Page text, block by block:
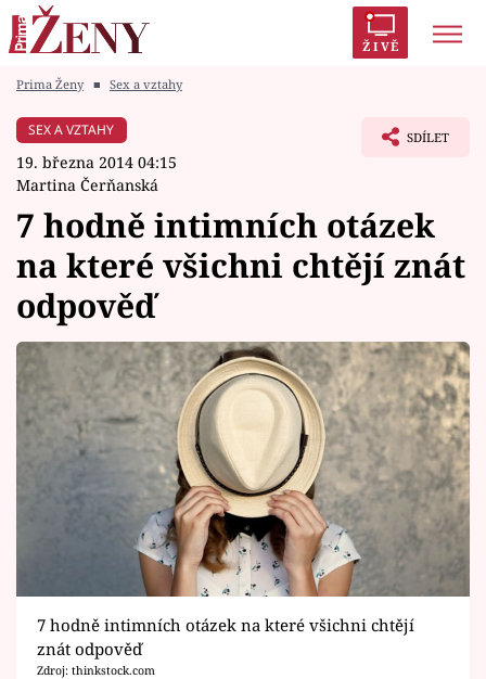
ŽIVĚ
Módní alarm
Témata
Celebrity
Vztahy
Seriály
Horoskopy
Sledujte prima+
Filmový festival Karlovy Vary
Pořady
Prima Ženy ■ Sex a vztahy
SEX A VZTAHY
19. března 2014 04:15
Martina Čerňanská
SDÍLET
7 hodně intimních otázek
na které všichni chtějí znát
odpověď
7 hodně intimních otázek na které všichni chtějí
znát odpověď
Zdroj: thinkstock.com